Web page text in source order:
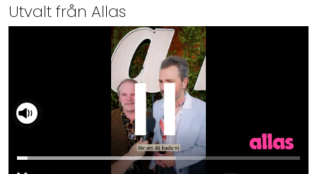
Utvalt från Allas